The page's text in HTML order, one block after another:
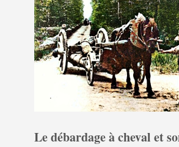
Le débardage à cheval et